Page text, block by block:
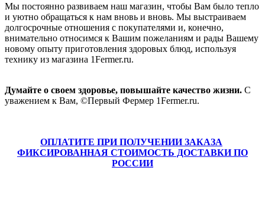
Мы постоянно развиваем наш магазин, чтобы Вам было тепло
и уютно обращаться к нам вновь и вновь. Мы выстраиваем
долгосрочные отношения с покупателями и, конечно,
внимательно относимся к Вашим пожеланиям и рады Вашему
новому опыту приготовления здоровых блюд, используя
технику из магазина 1Fermer.ru.
Думайте о своем здоровье, повышайте качество жизни. С
уважением к Вам, ©Первый Фермер 1Fermer.ru.
ОПЛАТИТЕ ПРИ ПОЛУЧЕНИИ ЗАКАЗА
ФИКСИРОВАННАЯ СТОИМОСТЬ ДОСТАВКИ ПО
РОССИИ